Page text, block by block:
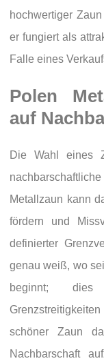
hochwertiger
er fungiert als
Falle eines
Polen
auf
Die Wahl eines
Metallzaun kann
fördern und
definierter
genau weiß, wo
beginnt; dies
schöner Zaun
Nachbarschaft